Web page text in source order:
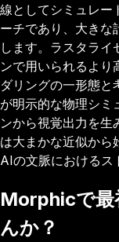
線としてシミュレー
ーチであり、大きな
します。ラスタライ
ンで用いられるよ
ダリングの一形態と
が明示的な物理シミ
ンから視覚出力を生
は大まかな近似から
AIの文脈におけるス
Morphicで最
んか？